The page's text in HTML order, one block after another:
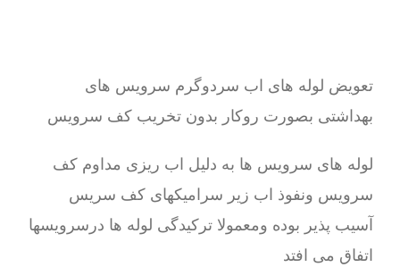
تعویض لوله های اب سردوگرم سرویس های
بهداشتی بصورت روکار بدون تخریب کف سرویس
لوله های سرویس ها به دلیل اب ریزی مداوم کف
سرویس ونفوذ اب زیر سرامیکهای کف سریس
آسیب پذیر بوده ومعمولا ترکیدگی لوله ها درسرویسها
اتفاق می افتد